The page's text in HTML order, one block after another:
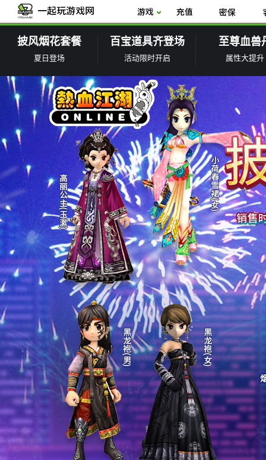
披风烟花套餐
夏日登场
百宝道具齐登场
活动限时开启
至尊血兽
属性大提升